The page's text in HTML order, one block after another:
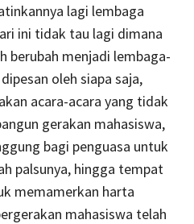
lagi lembaga
ini tidak tau lagi dimana
berubah menjadi lembaga-
oleh siapa saja,
acara-acara yang tidak
gerakan mahasiswa,
bagi penguasa untuk
palsunya, hingga tempat
memamerkan harta
mahasiswa telah